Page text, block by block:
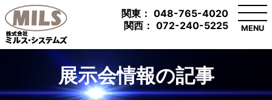
関東： 048-765-4020
関西： 072-240-5225 MENU
展示会情報の記事